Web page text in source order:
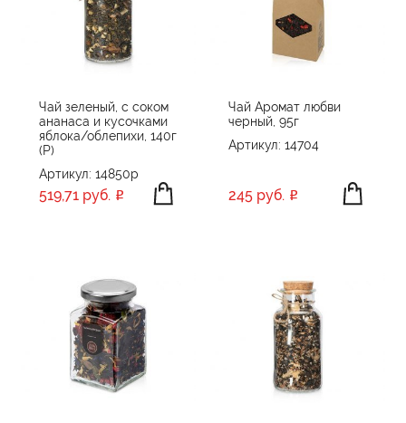
Чай зеленый, с соком
ананаса и кусочками
яблока/облепихи, 140г
(Р)
Артикул: 14850p
519,71 руб.
Чай Аромат любви
черный, 95г
Артикул: 14704
245 руб.